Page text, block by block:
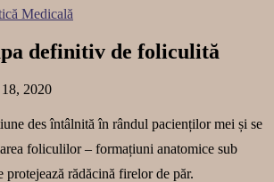
Medicală
definitiv de foliculită
2020
des întâlnită în rândul pacienților mei și se
foliculilor – formațiuni anatomice sub
protejează rădăcină firelor de păr.